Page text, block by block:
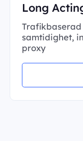
Long
samtidighet,
proxy